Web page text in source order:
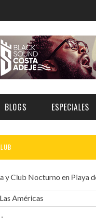
BLOGS ESPECIALES
TENERIFE PHE
y Club Nocturno en Playa
Américas